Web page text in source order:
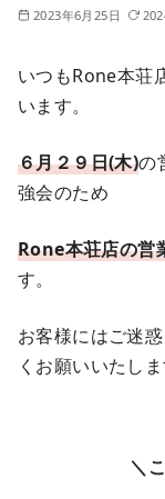
2023年6月25日
いつもRone本荘
います。
６月２９日(木)の
強会のため
Rone本荘店の営
す。
お客様にはご迷
くお願いいたしま
＼